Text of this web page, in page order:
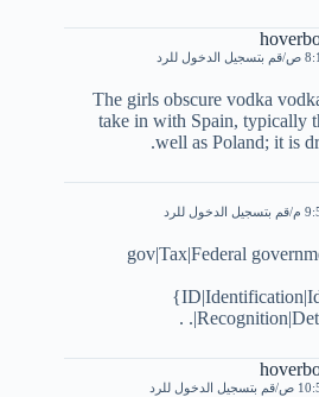
قم بتسجيل الدخول للرد
The girls obscure vodka
take in with Spain, typically
well as Poland; it is
قم بتسجيل الدخول للرد
gov|Tax|Federal
قم بتسجيل الدخول للرد